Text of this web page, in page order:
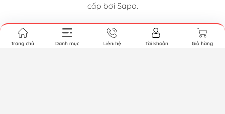
cấp bởi Sapo.
Trang chủ Danh mục Liên hệ Tài khoản Giỏ hàng